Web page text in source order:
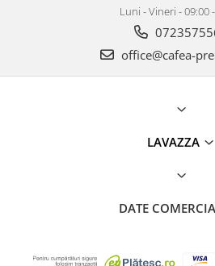
Luni - Vineri - 09:00
office@cafea-
LAVAZZA
DATE